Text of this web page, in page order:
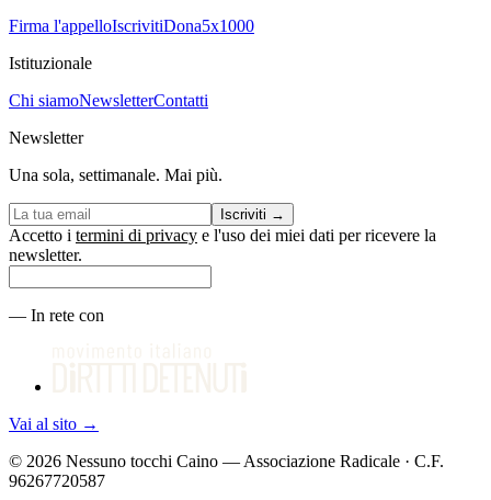
Firma l'appelloIscrivitiDona5x1000
Istituzionale
Chi siamoNewsletterContatti
Newsletter
Una sola, settimanale. Mai più.
Iscriviti →
Accetto i termini di privacy e l'uso dei miei dati per ricevere la
newsletter.
— In rete con
Vai al sito →
© 2026 Nessuno tocchi Caino — Associazione Radicale · C.F.
96267720587